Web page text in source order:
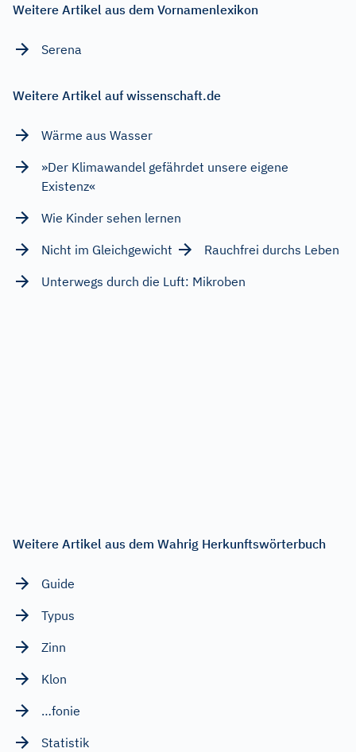
Weitere Artikel aus dem Vornamenlexikon
Serena
Weitere Artikel auf wissenschaft.de
Wärme aus Wasser
»Der Klimawandel gefährdet unsere eigene
Existenz«
Wie Kinder sehen lernen
Nicht im Gleichgewicht
Rauchfrei durchs Leben
Unterwegs durch die Luft: Mikroben
Weitere Artikel aus dem Wahrig Herkunftswörterbuch
Guide
Typus
Zinn
Klon
…fonie
Statistik